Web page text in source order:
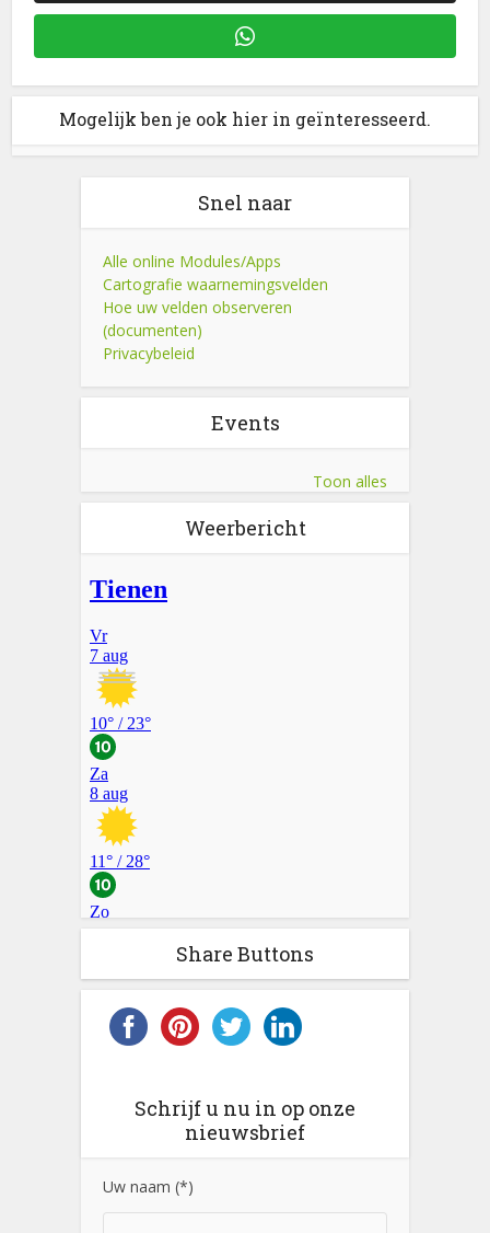
Mogelijk ben je ook hier in geïnteresseerd.
Snel naar
Alle online Modules/Apps
Cartografie waarnemingsvelden
Hoe uw velden observeren
(documenten)
Privacybeleid
Events
Toon alles
Weerbericht
Share Buttons
Schrijf u nu in op onze
nieuwsbrief
Uw naam (*)